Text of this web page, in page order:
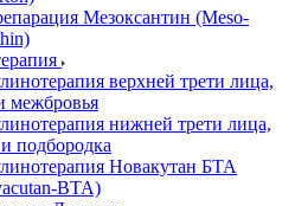
Мезоксантин (Meso-
верхней трети лица,
межбровья
нижней трети лица,
подбородка
Новакутан БТА
BTA)